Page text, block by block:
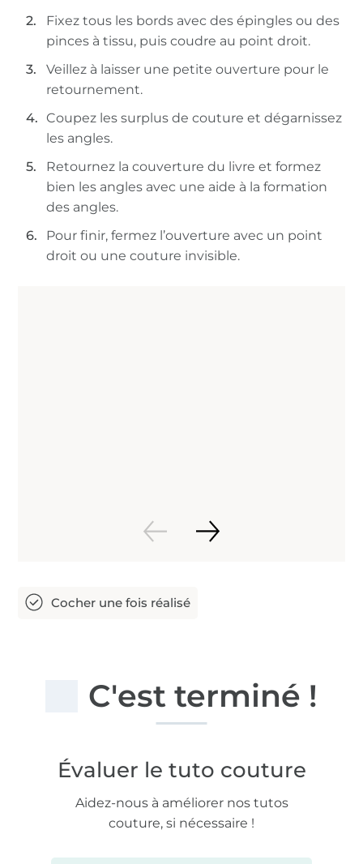
Fixez tous les bords avec des épingles ou des
pinces à tissu, puis coudre au point droit.
Veillez à laisser une petite ouverture pour le
retournement.
Coupez les surplus de couture et dégarnissez
les angles.
Retournez la couverture du livre et formez
bien les angles avec une aide à la formation
des angles.
Pour finir, fermez l’ouverture avec un point
droit ou une couture invisible.
C'est terminé !
Évaluer le tuto couture
Aidez-nous à améliorer nos tutos
couture, si nécessaire !